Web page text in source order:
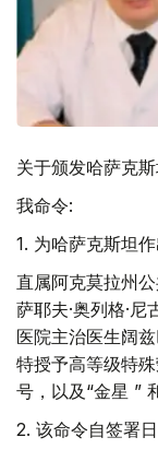
关于颁发哈萨克
我命令:
1. 为哈萨克斯坦
直属阿克莫拉州
萨耶夫·奥列格·
医院主治医生阔兹
特授予高等级特
号，以及“金星 ”
2. 该命令自签署